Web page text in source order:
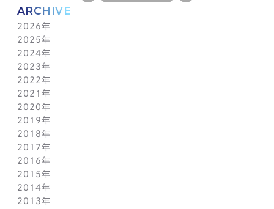
ARCHIVE
2026年
7月(1)
6月(1)
5月(1)
4月(1)
3月(1)
2月(1)
1月(1)
2025年
12月(1)
11月(1)
10月(1)
9月(1)
8月(1)
7月(1)
6月(1)
5月(1)
4月(1)
3月(1)
2月(1)
1月(2)
2024年
11月(1)
10月(1)
9月(1)
8月(1)
7月(1)
6月(1)
5月(1)
4月(1)
3月(1)
2月(1)
1月(2)
2023年
11月(1)
10月(1)
9月(1)
8月(1)
7月(1)
6月(1)
5月(1)
4月(1)
3月(1)
2月(1)
2022年
11月(1)
10月(1)
9月(1)
8月(1)
7月(1)
6月(1)
5月(1)
4月(1)
3月(2)
2021年
11月(1)
10月(1)
9月(1)
8月(1)
7月(1)
6月(1)
5月(1)
4月(1)
2020年
11月(2)
9月(2)
7月(1)
6月(2)
5月(2)
4月(3)
3月(2)
2019年
12月(2)
10月(1)
9月(2)
7月(1)
6月(2)
4月(1)
2018年
12月(1)
11月(1)
10月(1)
9月(2)
8月(1)
2017年
12月(1)
11月(1)
10月(1)
9月(1)
2016年
12月(1)
11月(1)
10月(1)
2015年
12月(1)
11月(1)
2014年
12月(1)
2013年